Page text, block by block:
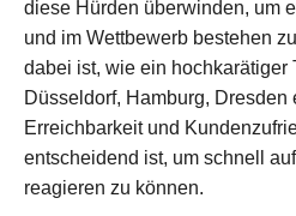
diese Hürden überwinden, um
und im Wettbewerb bestehen
dabei ist, wie ein hochkarätiger
Düsseldorf, Hamburg, Dresden
Erreichbarkeit und
entscheidend ist, um schnell
reagieren zu können.